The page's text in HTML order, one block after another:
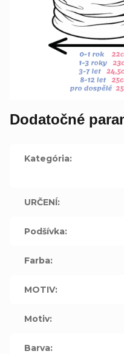
Dodatočné
Kategória:
URČENÍ:
Podšívka:
Farba:
MOTIV:
Motiv:
Barva: